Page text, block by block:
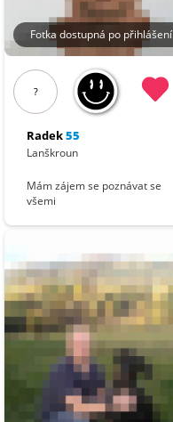
Fotka dostupná po přihlášení
?
Radek55
Lanškroun
Mám zájem se poznávat se
všemi